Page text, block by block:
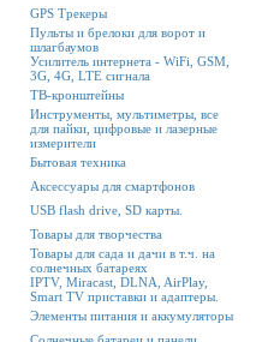
GPS Трекеры
Пульты и брелоки для ворот и
шлагбаумов
Усилитель интернета - WiFi, GSM,
3G, 4G, LTE сигнала
ТВ-кронштейны
Инструменты, мультиметры, все
для пайки, цифровые и лазерные
измерители
Бытовая техника
Аксессуары для смартфонов
USB flash drive, SD карты.
Товары для творчества
Товары для сада и дачи в т.ч. на
солнечных батареях
IPTV, Miracast, DLNA, AirPlay,
Smart TV приставки и адаптеры.
Элементы питания и аккумуляторы